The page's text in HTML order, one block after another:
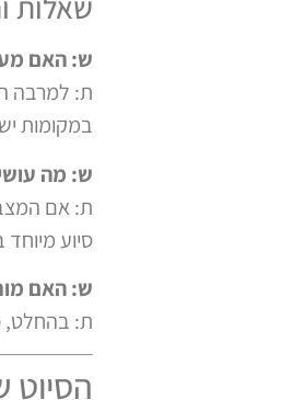
ש: האם
ת: למרבה
במקומות
ש: מה
ת: אם המצב
סיוע
ש: האם
ת: בהחלט,